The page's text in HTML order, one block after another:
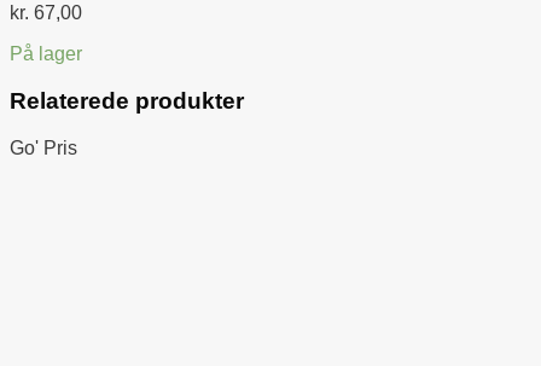
kr. 67,00
På lager
Relaterede produkter
Go' Pris